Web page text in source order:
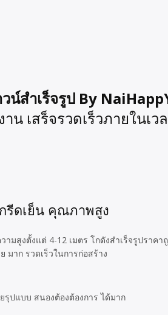
สำเร็จรูป By
น เสร็จรวดเร็วภายในเ
รีดเย็น คุณภาพสูง
สูงตั้งแต่ 4-12 เมตร โกดังสำเร็จรูปราค
มาก รวดเร็วในการก่อสร้าง
รุปแบบ สนองต้องต้องการ ได้มาก